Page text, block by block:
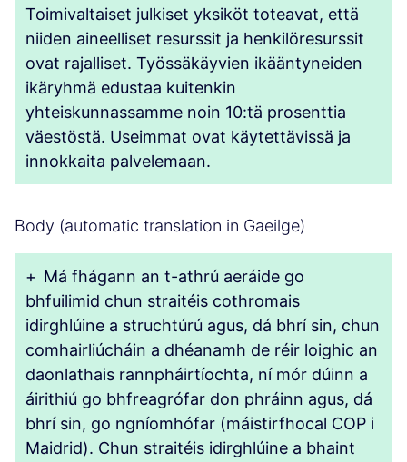
Toimivaltaiset julkiset yksiköt toteavat, että
niiden aineelliset resurssit ja henkilöresurssit
ovat rajalliset. Työssäkäyvien ikääntyneiden
ikäryhmä edustaa kuitenkin
yhteiskunnassamme noin 10:tä prosenttia
väestöstä. Useimmat ovat käytettävissä ja
innokkaita palvelemaan.
Body (automatic translation in Gaeilge)
+ Má fhágann an t-athrú aeráide go
bhfuilimid chun straitéis cothromais
idirghlúine a struchtúrú agus, dá bhrí sin, chun
comhairliúcháin a dhéanamh de réir loighic an
daonlathais rannpháirtíochta, ní mór dúinn a
áirithiú go bhfreagrófar don phráinn agus, dá
bhrí sin, go ngníomhófar (máistirfhocal COP i
Maidrid). Chun straitéis idirghlúine a bhaint